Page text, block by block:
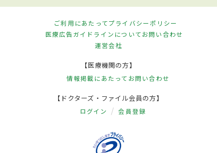
ご利用にあたってプライバシーポリシー
医療広告ガイドラインについてお問い合わせ
運営会社
【医療機関の方】
情報掲載にあたって お問い合わせ
【ドクターズ・ファイル会員の方】
ログイン 会員登録